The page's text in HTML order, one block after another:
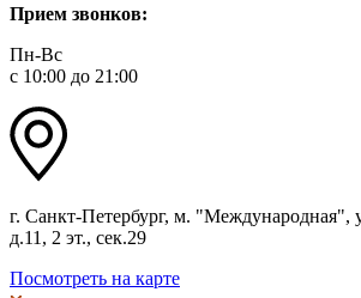
Прием звонков:
Пн-Вс
с 10:00 до 21:00
г. Санкт-Петербург, м. "Международная",
д.11, 2 эт., сек.29
Посмотреть на карте